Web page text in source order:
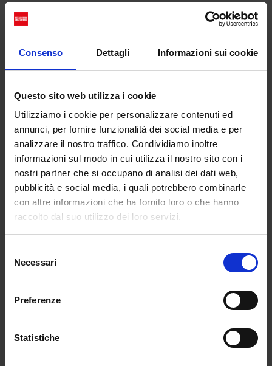
Consenso Dettagli Informazioni sui cookie
Questo sito web utilizza i cookie
Utilizziamo i cookie per personalizzare contenuti ed
annunci, per fornire funzionalità dei social media e per
analizzare il nostro traffico. Condividiamo inoltre
informazioni sul modo in cui utilizza il nostro sito con i
nostri partner che si occupano di analisi dei dati web,
pubblicità e social media, i quali potrebbero combinarle
con altre informazioni che ha fornito loro o che hanno
raccolto dal suo utilizzo dei loro servizi.
delNecessari
Preferenze
Statistiche
Hai un rapporto molto stretto con la
mantenere questa connessione
autentica con chi ti segue?
Rispondo personalmente ai messaggi e ai
ma anche frammenti autentici della mia vita, con le
sue sfide e vittorie. Penso che mostrarsi vulnerabili
crei un legame più profondo, e la mia community